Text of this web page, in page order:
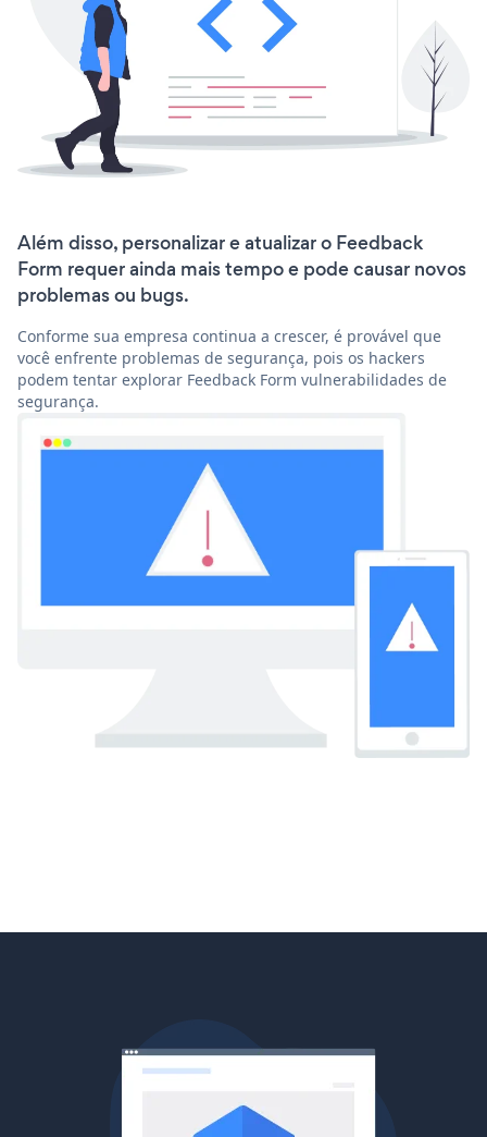
Além disso, personalizar e atualizar o Feedback
Form requer ainda mais tempo e pode causar novos
problemas ou bugs.
Conforme sua empresa continua a crescer, é provável que
você enfrente problemas de segurança, pois os hackers
podem tentar explorar Feedback Form vulnerabilidades de
segurança.